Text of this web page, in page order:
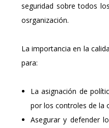
seguridad sobre todos
osrganización.
La importancia en la
para:
La asignación de
por los controles de la
Asegurar y defender